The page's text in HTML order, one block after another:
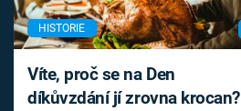
HISTORIE
Víte, proč se na Den
díkůvzdání jí zrovna krocan?